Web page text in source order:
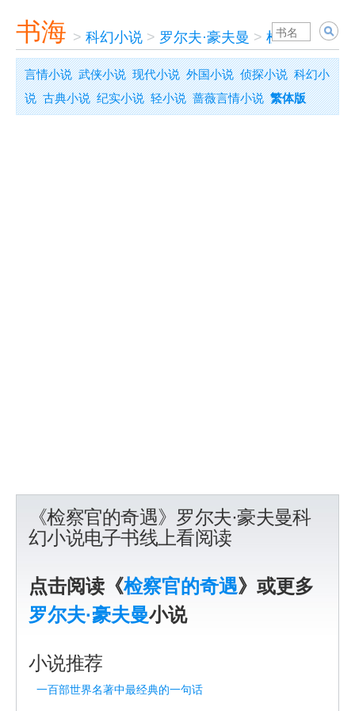
书海 > 科幻小说 > 罗尔夫·豪夫曼 > 检察官的奇遇
言情小说 武侠小说 现代小说 外国小说 侦探小说 科幻小
说 古典小说 纪实小说 轻小说 蔷薇言情小说 繁体版
《检察官的奇遇》罗尔夫·豪夫曼科
幻小说电子书线上看阅读
点击阅读《检察官的奇遇》或更多
罗尔夫·豪夫曼小说
小说推荐
一百部世界名著中最经典的一句话